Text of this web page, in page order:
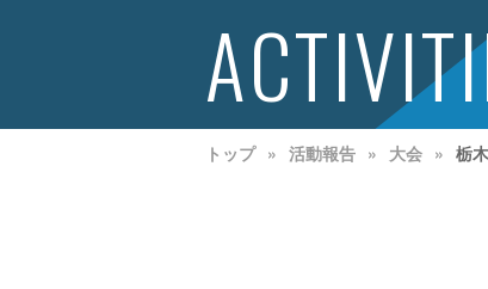
トップ 活動報告 大会 栃